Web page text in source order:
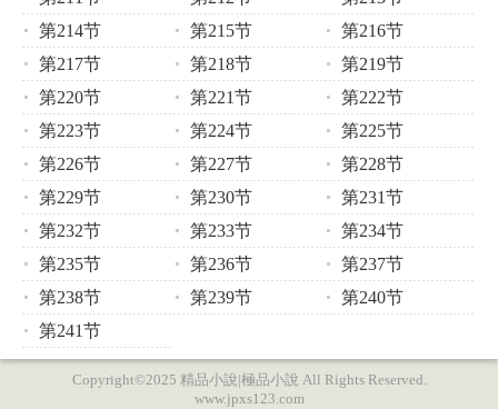
第214节
第215节
第216节
第217节
第218节
第219节
第220节
第221节
第222节
第223节
第224节
第225节
第226节
第227节
第228节
第229节
第230节
第231节
第232节
第233节
第234节
第235节
第236节
第237节
第238节
第239节
第240节
第241节
Copyright©2025 精品小說|極品小說 All Rights Reserved.
www.jpxs123.com